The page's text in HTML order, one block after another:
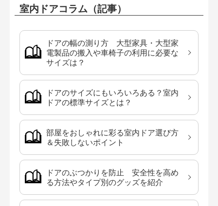
室内ドアコラム（記事）
ドアの幅の測り方 大型家具・大型家
電製品の搬入や車椅子の利用に必要な
サイズは？
ドアのサイズにもいろいろある？室内
ドアの標準サイズとは？
部屋をおしゃれに彩る室内ドア選び方
＆失敗しないポイント
ドアのぶつかりを防止 安全性を高め
る方法やタイプ別のグッズを紹介